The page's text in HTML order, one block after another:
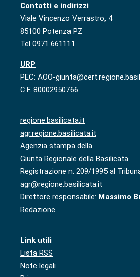
Contatti e indirizzi
Viale Vincenzo Verrastro, 4
85100 Potenza PZ
Tel 0971 661111
URP
PEC: AOO-
C.F. 80002950766
regione.basilicata.it
agr.regione.basilicata.it
Agenzia stampa della
Giunta Regionale della Basilicata
Registrazione n. 209/1995 al
agr@regione.basilicata.it
Direttore responsabile: Massimo
Redazione
Link utili
Lista RSS
Note legali